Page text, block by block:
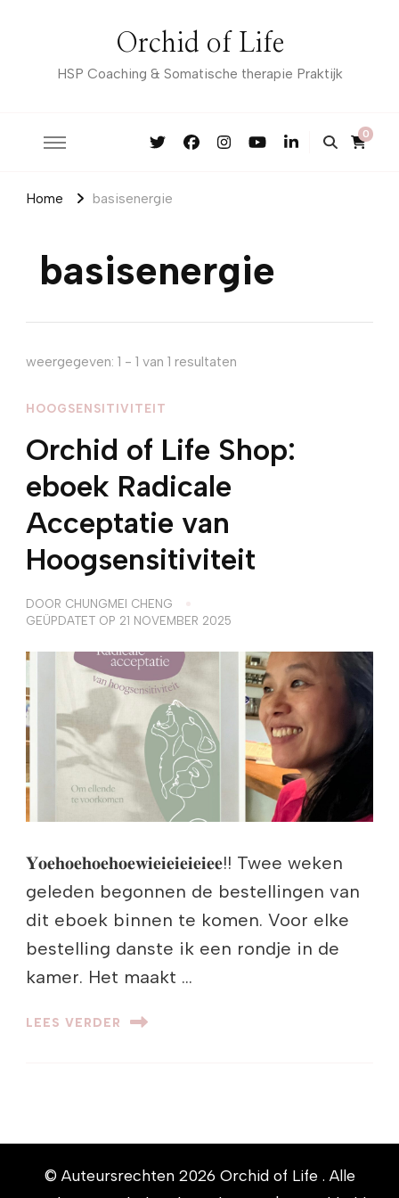
Orchid of Life
HSP Coaching & Somatische therapie Praktijk
0
Home basisenergie
basisenergie
weergegeven: 1 - 1 van 1 resultaten
HOOGSENSITIVITEIT
Orchid of Life Shop:
eboek Radicale
Acceptatie van
Hoogsensitiviteit
DOOR CHUNGMEI CHENG
GEÜPDATET OP 21 NOVEMBER 2025
𝐘𝐨𝐞𝐡𝐨𝐞𝐡𝐨𝐞𝐡𝐨𝐞𝐰𝐢𝐞𝐢𝐞𝐢𝐞𝐢𝐞𝐢𝐞𝐞!! Twee weken
geleden begonnen de bestellingen van
dit eboek binnen te komen. Voor elke
bestelling danste ik een rondje in de
kamer. Het maakt …
LEES VERDER
© Auteursrechten 2026 Orchid of Life . Alle